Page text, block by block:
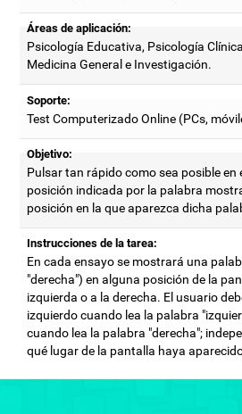
Áreas de aplicación:
Psicología Educativa, Psicología
Medicina General e Investigación.
Soporte:
Test Computerizado Online (PCs,
Objetivo:
Pulsar tan rápido como sea posible en
posición indicada por la palabra
posición en la que aparezca dicha
Instrucciones de la tarea:
En cada ensayo se mostrará una
"derecha") en alguna posición de la
izquierda o a la derecha. El usuario
izquierdo cuando lea la palabra
cuando lea la palabra "derecha";
qué lugar de la pantalla haya